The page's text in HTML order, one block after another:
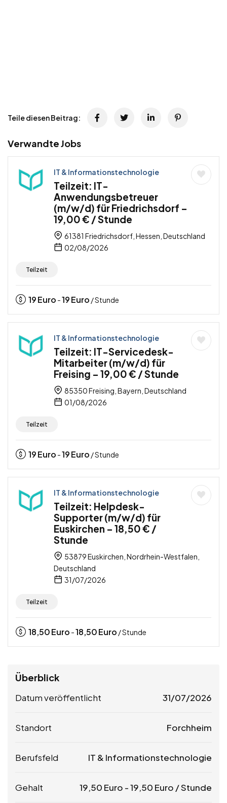
Teile diesen Beitrag:
Verwandte Jobs
IT & Informationstechnologie
Teilzeit: IT-
Anwendungsbetreuer
(m/w/d) für Friedrichsdorf –
19,00 € / Stunde
61381 Friedrichsdorf, Hessen, Deutschland
02/08/2026
Teilzeit
19Euro -19Euro / Stunde
IT & Informationstechnologie
Teilzeit: IT-Servicedesk-
Mitarbeiter (m/w/d) für
Freising – 19,00 € / Stunde
85350 Freising, Bayern, Deutschland
01/08/2026
Teilzeit
19Euro -19Euro / Stunde
IT & Informationstechnologie
Teilzeit: Helpdesk-
Supporter (m/w/d) für
Euskirchen – 18,50 € /
Stunde
53879 Euskirchen, Nordrhein-Westfalen,
Deutschland
31/07/2026
Teilzeit
18,50Euro -18,50Euro / Stunde
Überblick
Datum veröffentlicht 31/07/2026
Standort Forchheim
Berufsfeld IT & Informationstechnologie
Gehalt 19,50 Euro -19,50 Euro / Stunde